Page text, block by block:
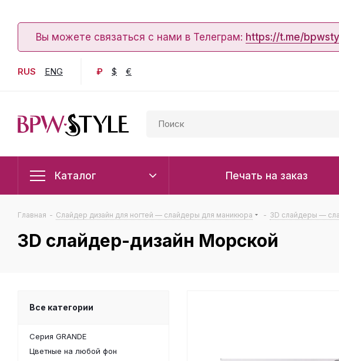
Вы можете связаться с нами в Телеграм: https://t.me/
RUS ENG ₽ $ €
Каталог Печать на заказ
Главная - Слайдер дизайн для ногтей — слайдеры для маникюра - 3D слайдеры —
3D cлайдер-дизайн Морской
Все категории
Серия GRANDE
Цветные на любой фон